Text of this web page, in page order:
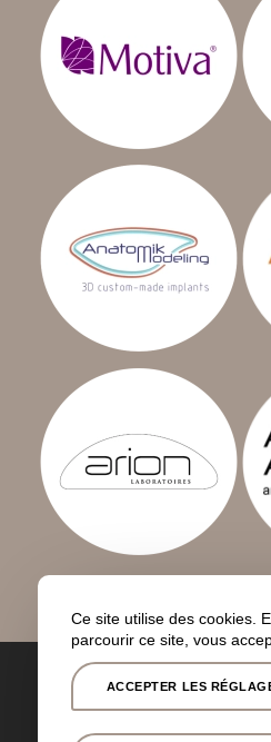
Toutes nos
interventions géographique
Ce site utilise des cookies.
parcourir ce site, vous
ACCEPTER LES